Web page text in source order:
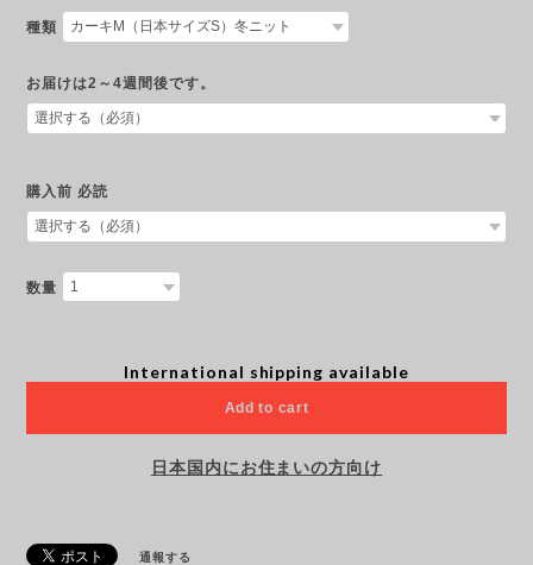
種類
お届けは2～4週間後です。
購入前 必読
数量
International shipping available
Add to cart
日本国内にお住まいの方向け
通報する